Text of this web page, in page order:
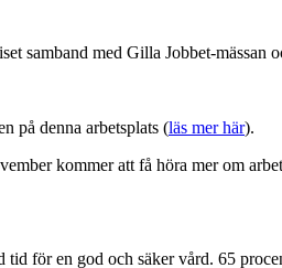
med Gilla Jobbet-mässan
på denna arbetsplats (läs mer här).
kommer att få höra mer om
för en god och säker vård. 65